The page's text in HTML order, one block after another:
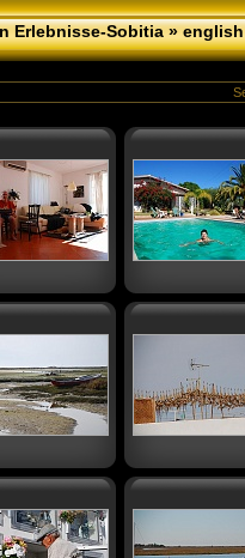
Erlebnisse-Sobitia»english